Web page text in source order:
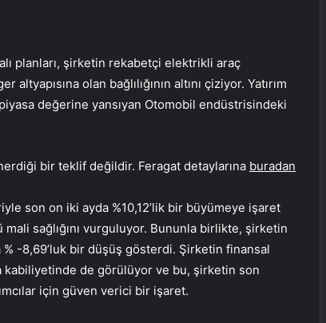
planları, şirketin rekabetçi elektrikli araç
olan bağlılığının altını çiziyor. Yatırım
değerine yansıyan Otomobil endüstrisindeki
bir teklif değildir. Feragat detaylarına buradan
son on iki ayda %10,12’lik bir büyümeye işaret
sağlığını vurguluyor. Bununla birlikte, şirketin
-8,69’luk bir düşüş gösterdi. Şirketin finansal
de görülüyor ve bu, şirketin son
için güven verici bir işaret.